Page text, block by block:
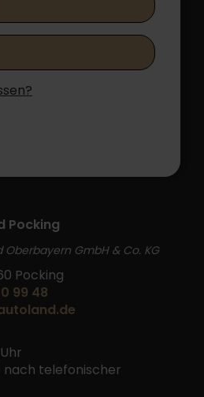
Pocking
GmbH & Co. KG
Pocking
99 48
nach telefonischer